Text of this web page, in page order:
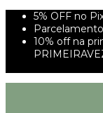
5% OFF no
10% off na